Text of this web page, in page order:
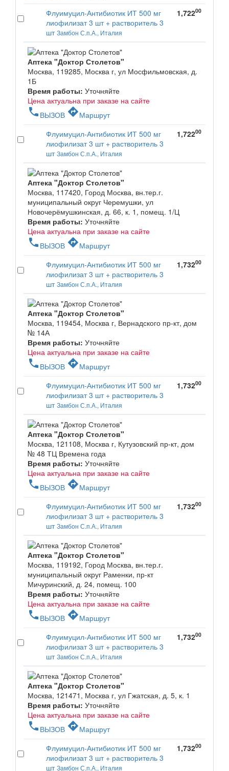
Флуимуцил-Антибиотик ИТ 500 мг
лиофилизат 3 шт + растворитель 3
штЗамбон С.п.А., Италия
1,72200
Аптека "Доктор Столетов"
Москва, 119285, Москва г, ул Мосфильмовская, д.
1Б
Время работы: Уточняйте
Цена актуальна при заказе на сайте
phone ВЫЗОВ directionsМаршрут
Флуимуцил-Антибиотик ИТ 500 мг
лиофилизат 3 шт + растворитель 3
штЗамбон С.п.А., Италия
1,72200
Аптека "Доктор Столетов"
Москва, 117420, Город Москва, вн.тер.г.
муниципальный округ Черемушки, ул
Новочерёмушкинская, д. 66, к. 1, помещ. 1/Ц
Время работы: Уточняйте
Цена актуальна при заказе на сайте
phone ВЫЗОВ directionsМаршрут
Флуимуцил-Антибиотик ИТ 500 мг
лиофилизат 3 шт + растворитель 3
штЗамбон С.п.А., Италия
1,73200
Аптека "Доктор Столетов"
Москва, 119454, Москва г, Вернадского пр-кт, дом
№ 14А
Время работы: Уточняйте
Цена актуальна при заказе на сайте
phone ВЫЗОВ directionsМаршрут
Флуимуцил-Антибиотик ИТ 500 мг
лиофилизат 3 шт + растворитель 3
штЗамбон С.п.А., Италия
1,73200
Аптека "Доктор Столетов"
Москва, 121108, Москва г, Кутузовский пр-кт, дом
№ 48 ТЦ Времена года
Время работы: Уточняйте
Цена актуальна при заказе на сайте
phone ВЫЗОВ directionsМаршрут
Флуимуцил-Антибиотик ИТ 500 мг
лиофилизат 3 шт + растворитель 3
штЗамбон С.п.А., Италия
1,73200
Аптека "Доктор Столетов"
Москва, 119192, Город Москва, вн.тер.г.
муниципальный округ Раменки, пр-кт
Мичуринский, д. 24, помещ. 100
Время работы: Уточняйте
Цена актуальна при заказе на сайте
phone ВЫЗОВ directionsМаршрут
Флуимуцил-Антибиотик ИТ 500 мг
лиофилизат 3 шт + растворитель 3
штЗамбон С.п.А., Италия
1,73200
Аптека "Доктор Столетов"
Москва, 121471, Москва г, ул Гжатская, д. 5, к. 1
Время работы: Уточняйте
Цена актуальна при заказе на сайте
phone ВЫЗОВ directionsМаршрут
Флуимуцил-Антибиотик ИТ 500 мг
лиофилизат 3 шт + растворитель 3
штЗамбон С.п.А., Италия
1,73200